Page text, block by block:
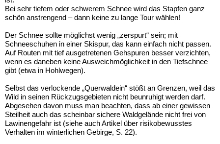
Bei sehr tiefem oder schwerem Schnee wird das Stapfen ganz
schön anstrengend – dann keine zu lange Tour wählen!
Der Schnee sollte möglichst wenig „zerspurt“ sein; mit
Schneeschuhen in einer Skispur, das kann einfach nicht passen.
Auf Routen mit tief ausgetretenen Gehspuren besser verzichten,
wenn es daneben keine Ausweichmöglichkeit in den Tiefschnee
gibt (etwa in Hohlwegen).
Selbst das verlockende „Querwaldein“ stößt an Grenzen, weil das
Wild in seinen Rückzugsgebieten nicht beunruhigt werden darf.
Abgesehen davon muss man beachten, dass ab einer gewissen
Steilheit auch das scheinbar sichere Waldgelände nicht frei von
Lawinengefahr ist (siehe auch Artikel über risikobewusstes
Verhalten im winterlichen Gebirge, S. 22).